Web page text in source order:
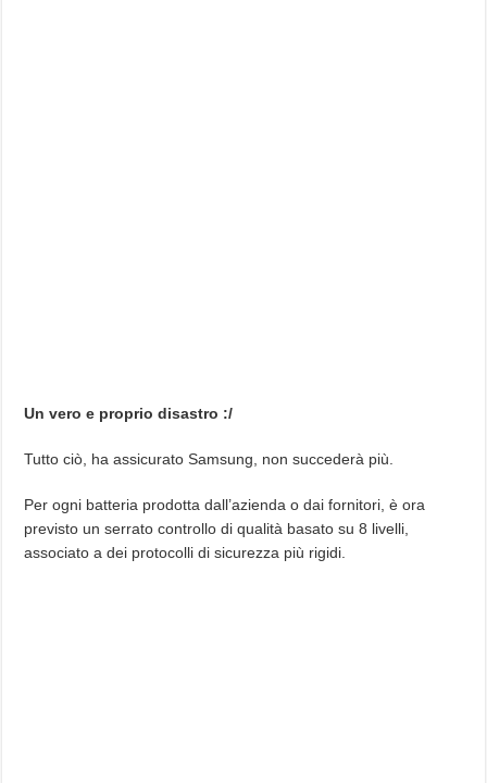
Un vero e proprio disastro :/
Tutto ciò, ha assicurato Samsung, non succederà più.
Per ogni batteria prodotta dall’azienda o dai fornitori, è ora
previsto un serrato controllo di qualità basato su 8 livelli,
associato a dei protocolli di sicurezza più rigidi.